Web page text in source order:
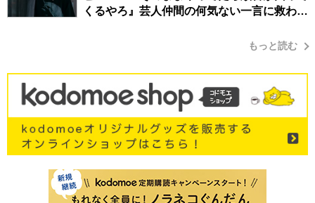
くるやろ』芸人仲間の何気ない一言に救われ
もっと読む